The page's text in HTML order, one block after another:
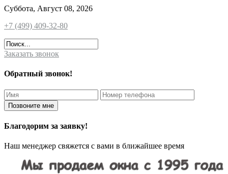
Суббота, Август 08, 2026
+7 (499) 409-32-80
Заказать звонок
Обратный звонок!
Благодорим за заявку!
Наш менеджер свяжется с вами в ближайшее время